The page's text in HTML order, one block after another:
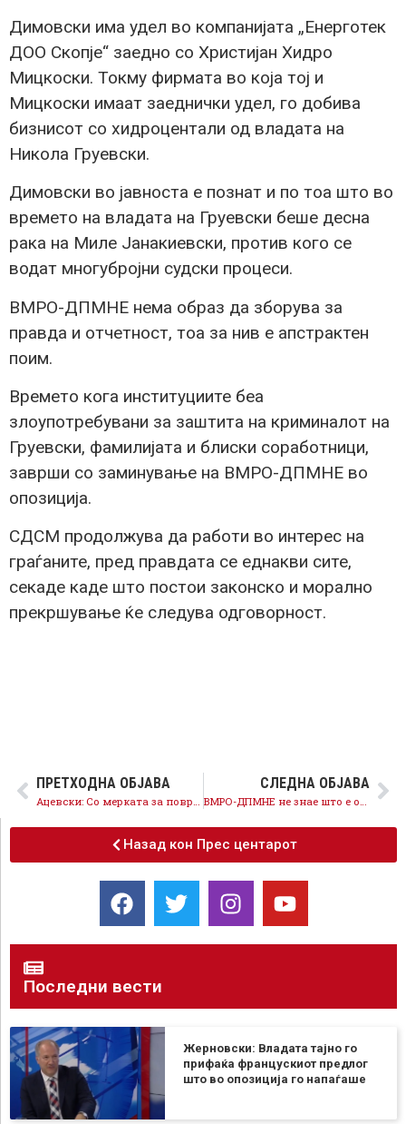
Димовски има удел во компанијата „Енерготек
ДОО Скопје“ заедно со Христијан Хидро
Мицкоски. Токму фирмата во која тој и
Мицкоски имаат заеднички удел, го добива
бизнисот со хидроцентали од владата на
Никола Груевски.
Димовски во јавноста е познат и по тоа што во
времето на владата на Груевски беше десна
рака на Миле Јанакиевски, против кого се
водат многубројни судски процеси.
ВМРО-ДПМНЕ нема образ да зборува за
правда и отчетност, тоа за нив е апстрактен
поим.
Времето кога институциите беа
злоупотребувани за заштита на криминалот на
Груевски, фамилијата и блиски соработници,
заврши со заминување на ВМРО-ДПМНЕ во
опозиција.
СДСМ продолжува да работи во интерес на
граѓаните, пред правдата се еднакви сите,
секаде каде што постои законско и морално
прекршување ќе следува одговорност.
ПРЕТХОДНА ОБЈАВА
Aцевски: Со мерката за поврат на 15% од ДДВ, за прв пат во нашата земја, секој граѓанин кој плаќа данок добива пари назад од државата
СЛЕДНА ОБЈАВА
ВМРО-ДПМНЕ не знае што е одговорност, за нив тоа е мисловна именка
Назад кон Прес центарот
Последни вести
Жерновски: Владата тајно го
прифаќа францускиот предлог
што во опозиција го напаѓаше